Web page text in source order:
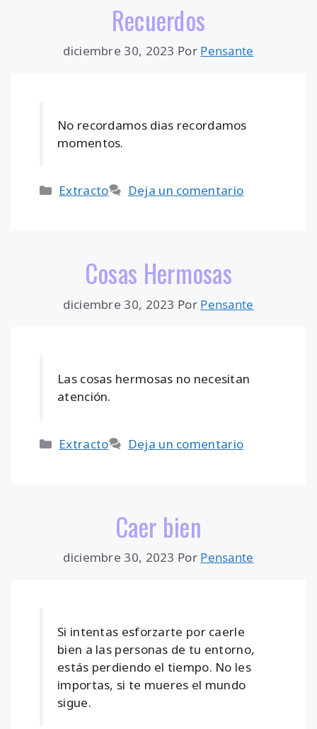
Recuerdos
diciembre 30, 2023 Por Pensante
No recordamos dias recordamos
momentos.
Categorías
Extracto Deja un comentario
Cosas Hermosas
diciembre 30, 2023 Por Pensante
Las cosas hermosas no necesitan
atención.
Categorías
Extracto Deja un comentario
Caer bien
diciembre 30, 2023 Por Pensante
Si intentas esforzarte por caerle
bien a las personas de tu entorno,
estás perdiendo el tiempo. No les
importas, si te mueres el mundo
sigue.